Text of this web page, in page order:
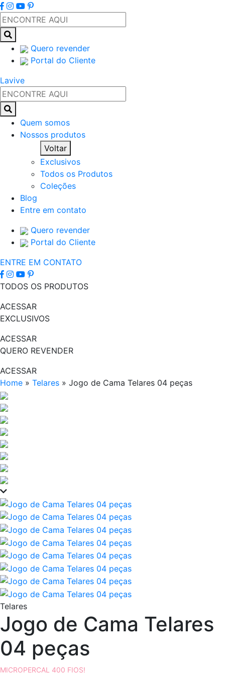
Quero revender
Portal do Cliente
Lavive
Quem somos
Nossos produtos
Voltar
Exclusivos
Todos os Produtos
Coleções
Blog
Entre em contato
Quero revender
Portal do Cliente
ENTRE EM CONTATO
TODOS OS PRODUTOS
ACESSAR
EXCLUSIVOS
ACESSAR
QUERO REVENDER
ACESSAR
Home » Telares » Jogo de Cama Telares 04 peças
Telares
Jogo de Cama Telares
04 peças
MICROPERCAL 400 FIOS!